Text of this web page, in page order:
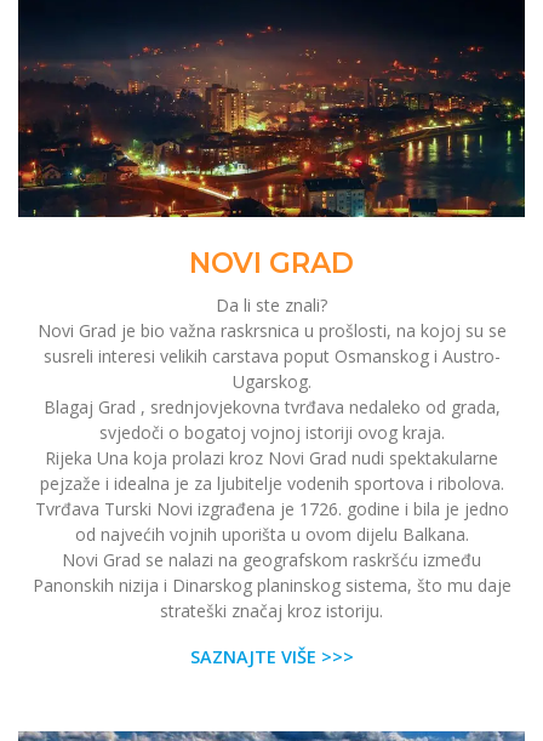
NOVI GRAD
Da li ste znali?
Novi Grad je bio važna raskrsnica u prošlosti, na kojoj su se
susreli interesi velikih carstava poput Osmanskog i Austro-
Ugarskog.
Blagaj Grad , srednjovjekovna tvrđava nedaleko od grada,
svjedoči o bogatoj vojnoj istoriji ovog kraja.
Rijeka Una koja prolazi kroz Novi Grad nudi spektakularne
pejzaže i idealna je za ljubitelje vodenih sportova i ribolova.
Tvrđava Turski Novi izgrađena je 1726. godine i bila je jedno
od najvećih vojnih uporišta u ovom dijelu Balkana.
Novi Grad se nalazi na geografskom raskršću između
Panonskih nizija i Dinarskog planinskog sistema, što mu daje
strateški značaj kroz istoriju.
SAZNAJTE VIŠE >>>